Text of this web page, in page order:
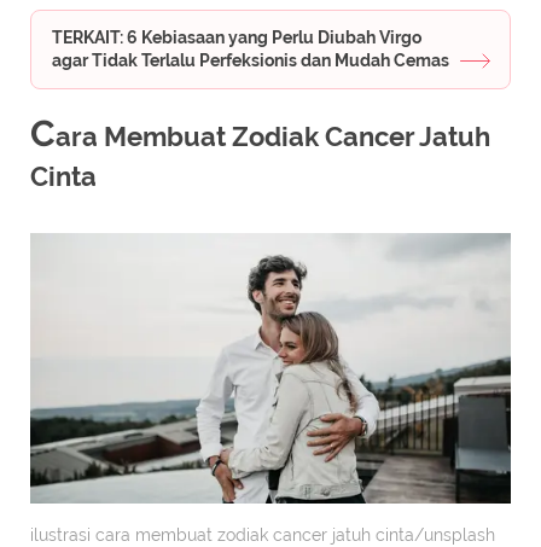
TERKAIT: 6 Kebiasaan yang Perlu Diubah Virgo
agar Tidak Terlalu Perfeksionis dan Mudah Cemas
Cara Membuat Zodiak Cancer Jatuh
Cinta
ilustrasi cara membuat zodiak cancer jatuh cinta/unsplash